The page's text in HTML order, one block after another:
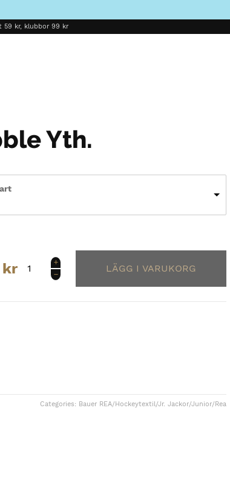
59 kr, klubbor 99 kr
Yth.
krFlex
Categories: Bauer REA/Hockeytextil/Jr. Jackor/Junior/Rea